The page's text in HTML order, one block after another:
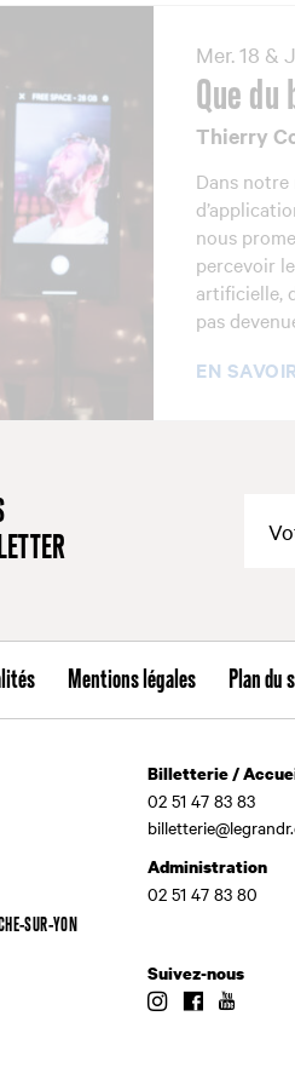
Mer. 18 &
Que
Thierry
Dans notre
nous
percevoir
artificielle,
pas
EN
Mentions légales Plan du
SUR-YON
Billetterie /
02 51 47 83 83
Administration
02 51 47 83 80
Suivez-nous
InstagramFacebook